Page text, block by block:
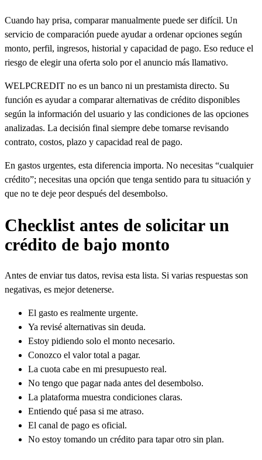
Cuando hay prisa, comparar manualmente puede ser difícil. Un
servicio de comparación puede ayudar a ordenar opciones según
monto, perfil, ingresos, historial y capacidad de pago. Eso reduce el
riesgo de elegir una oferta solo por el anuncio más llamativo.
WELPCREDIT no es un banco ni un prestamista directo. Su
función es ayudar a comparar alternativas de crédito disponibles
según la información del usuario y las condiciones de las opciones
analizadas. La decisión final siempre debe tomarse revisando
contrato, costos, plazo y capacidad real de pago.
En gastos urgentes, esta diferencia importa. No necesitas “cualquier
crédito”; necesitas una opción que tenga sentido para tu situación y
que no te deje peor después del desembolso.
Checklist antes de solicitar un
crédito de bajo monto
Antes de enviar tus datos, revisa esta lista. Si varias respuestas son
negativas, es mejor detenerse.
El gasto es realmente urgente.
Ya revisé alternativas sin deuda.
Estoy pidiendo solo el monto necesario.
Conozco el valor total a pagar.
La cuota cabe en mi presupuesto real.
No tengo que pagar nada antes del desembolso.
La plataforma muestra condiciones claras.
Entiendo qué pasa si me atraso.
El canal de pago es oficial.
No estoy tomando un crédito para tapar otro sin plan.